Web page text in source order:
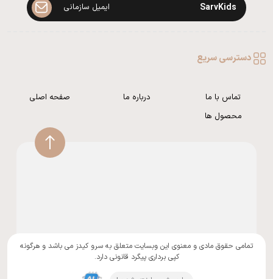
SarvKids ایمیل سازمانی
دسترسی سریع
تماس با ما درباره ما
صفحه اصلی
محصول ها
تمامی حقوق مادی و معنوی این وبسایت متعلق به سرو کیدز می باشد و هرگونه
کپی برداری پیگرد قانونی دارد.